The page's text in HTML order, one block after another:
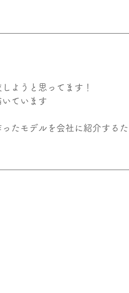
ようと思ってます！
ています
たモデルを会社に紹介するた